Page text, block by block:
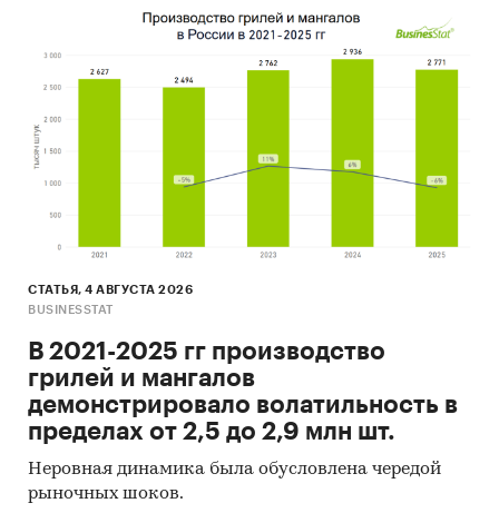
СТАТЬЯ, 4 АВГУСТА 2026
BUSINESSTAT
В 2021-2025 гг производство
грилей и мангалов
демонстрировало волатильность в
пределах от 2,5 до 2,9 млн шт.
Неровная динамика была обусловлена чередой
рыночных шоков.